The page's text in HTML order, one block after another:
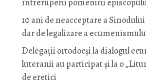
întreruperii pomenirii
10 ani de neacceptare a
dar de legalizare a
Delegații ortodocși la dialogul
luteranii au participat și la o
de eretici